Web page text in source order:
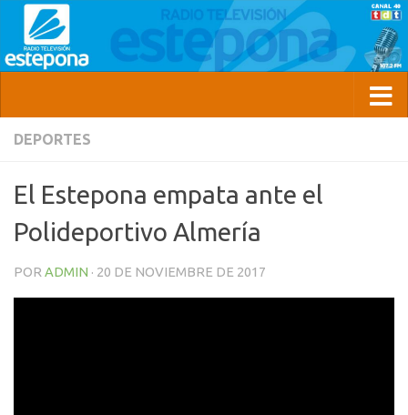
DEPORTES
El Estepona empata ante el
Polideportivo Almería
POR ADMIN · 20 DE NOVIEMBRE DE 2017